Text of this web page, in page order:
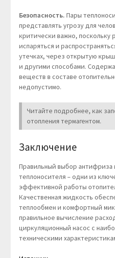
Безопасность. Пары
представлять угрозу для
критически важно, поскольку
испаряться и
утечках, через открытую
и другими способами.
веществ в составе
недопустимо.
Читайте подробнее, как
отопления термагентом.
Заключение
Правильный выбор антифриза
теплоносителя – одни из
эффективной работы
Качественная жидкость
теплообмен и комфортный
правильное вычисление
циркуляционный насос с
техническими